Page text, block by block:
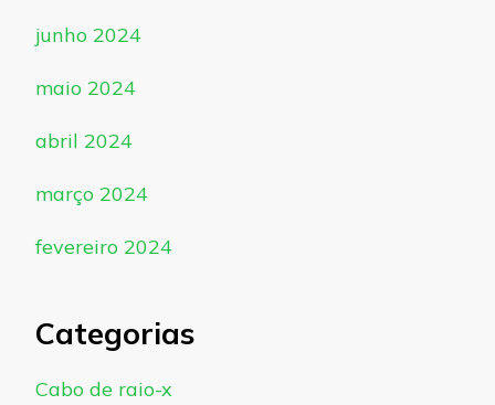
junho 2024
maio 2024
abril 2024
março 2024
fevereiro 2024
Categorias
Cabo de raio-x